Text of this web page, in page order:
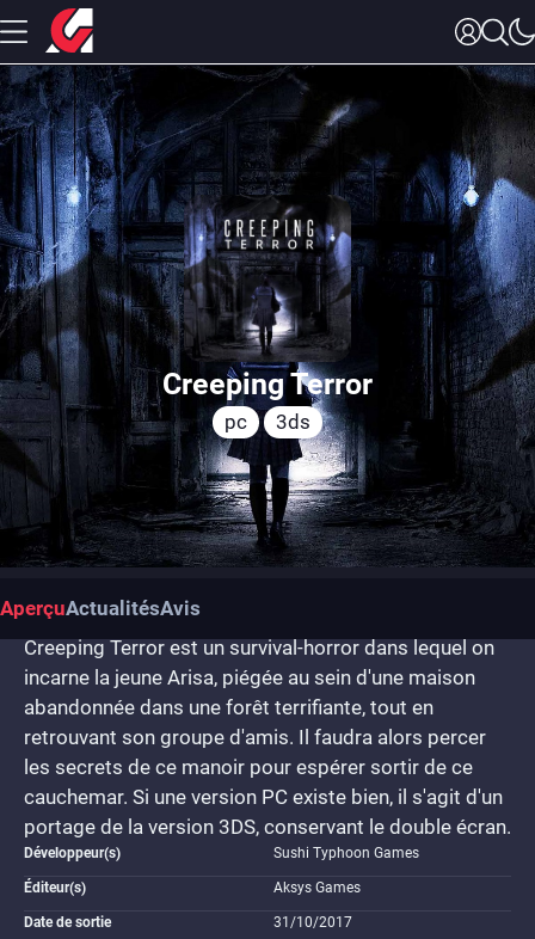
Creeping Terror
pc 3ds
AperçuActualitésAvis
Creeping Terror est un survival-horror dans lequel on
incarne la jeune Arisa, piégée au sein d'une maison
abandonnée dans une forêt terrifiante, tout en
retrouvant son groupe d'amis. Il faudra alors percer
les secrets de ce manoir pour espérer sortir de ce
cauchemar. Si une version PC existe bien, il s'agit d'un
portage de la version 3DS, conservant le double écran.
Développeur(s) Sushi Typhoon Games
Éditeur(s) Aksys Games
Date de sortie 31/10/2017